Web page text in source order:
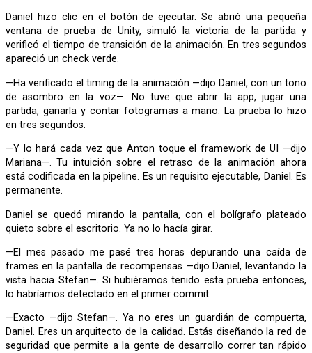
Daniel hizo clic en el botón de ejecutar. Se abrió una pequeña
ventana de prueba de Unity, simuló la victoria de la partida y
verificó el tiempo de transición de la animación. En tres segundos
apareció un check verde.
—Ha verificado el timing de la animación —dijo Daniel, con un tono
de asombro en la voz—. No tuve que abrir la app, jugar una
partida, ganarla y contar fotogramas a mano. La prueba lo hizo
en tres segundos.
—Y lo hará cada vez que Anton toque el framework de UI —dijo
Mariana—. Tu intuición sobre el retraso de la animación ahora
está codificada en la pipeline. Es un requisito ejecutable, Daniel. Es
permanente.
Daniel se quedó mirando la pantalla, con el bolígrafo plateado
quieto sobre el escritorio. Ya no lo hacía girar.
—El mes pasado me pasé tres horas depurando una caída de
frames en la pantalla de recompensas —dijo Daniel, levantando la
vista hacia Stefan—. Si hubiéramos tenido esta prueba entonces,
lo habríamos detectado en el primer commit.
—Exacto —dijo Stefan—. Ya no eres un guardián de compuerta,
Daniel. Eres un arquitecto de la calidad. Estás diseñando la red de
seguridad que permite a la gente de desarrollo correr tan rápido